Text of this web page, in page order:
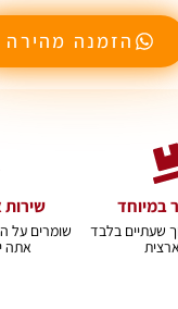
הזמנה מהירה
במיוחד
שעתיים בלבד
שירות
אתה